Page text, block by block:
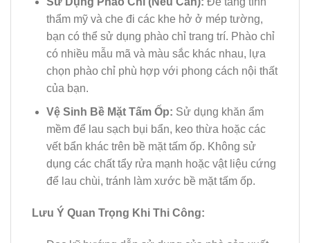
thẩm mỹ và che đi các khe hở ở mép tường,
bạn có thể sử dụng phào chỉ trang trí. Phào chỉ
có nhiều mẫu mã và màu sắc khác nhau, lựa
chọn phào chỉ phù hợp với phong cách nội thất
của bạn.
Vệ Sinh Bề Mặt Tấm Ốp: Sử dụng khăn ẩm
mềm để lau sạch bụi bẩn, keo thừa hoặc các
vết bẩn khác trên bề mặt tấm ốp. Không sử
dụng các chất tẩy rửa mạnh hoặc vật liệu cứng
để lau chùi, tránh làm xước bề mặt tấm ốp.
Lưu Ý Quan Trọng Khi Thi Công: